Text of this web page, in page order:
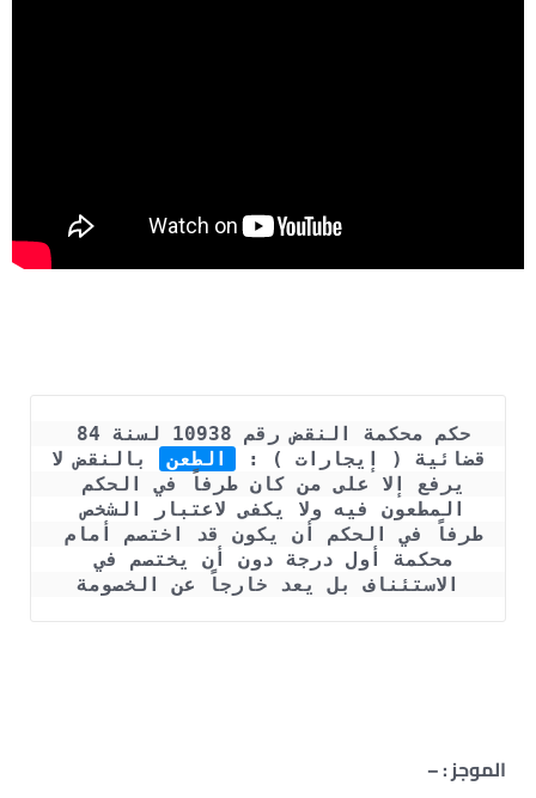
قضائية ( إيجارات ) :
الطعن
المطعون فيه ولا يكفى لاعتبار الشخص
محكمة أول درجة دون أن يختصم في
الاستئناف بل يعد خارجاً عن الخصومة
الموجز : –